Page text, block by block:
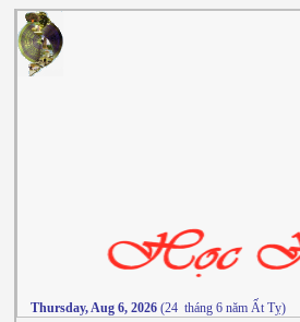
Thursday, Aug 6, 2026 (24 tháng 6 năm Ất Tỵ)